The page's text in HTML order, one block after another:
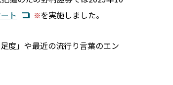
ト を実施しました。
度」や最近の流行り言葉のエン